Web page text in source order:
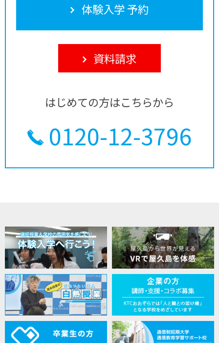
体験入学 予約
資料請求
はじめての方はこちらから
0120-12-3796